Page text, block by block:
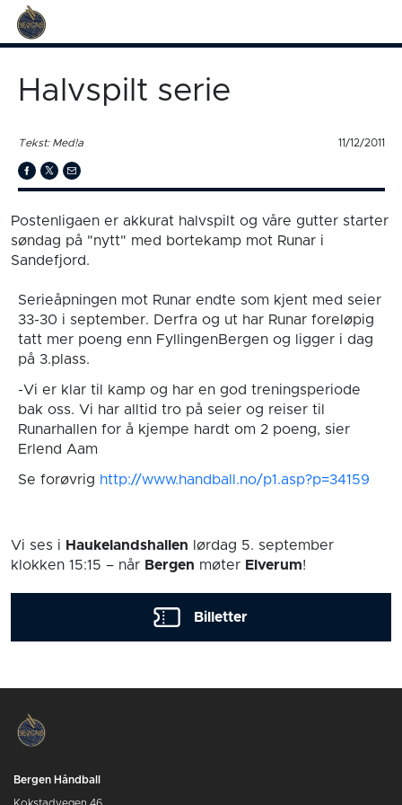
Halvspilt serie
Tekst: Med!a 11/12/2011
Postenligaen er akkurat halvspilt og våre gutter starter
søndag på "nytt" med bortekamp mot Runar i
Sandefjord.
Serieåpningen mot Runar endte som kjent med seier
33-30 i september. Derfra og ut har Runar foreløpig
tatt mer poeng enn FyllingenBergen og ligger i dag
på 3.plass.
-Vi er klar til kamp og har en god treningsperiode
bak oss. Vi har alltid tro på seier og reiser til
Runarhallen for å kjempe hardt om 2 poeng, sier
Erlend Aam
Se forøvrig http://www.handball.no/p1.asp?p=34159
Vi ses i Haukelandshallen lørdag 5. september
klokken 15:15 – når Bergen møter Elverum!
Billetter
Bergen Håndball
Kokstadvegen 46